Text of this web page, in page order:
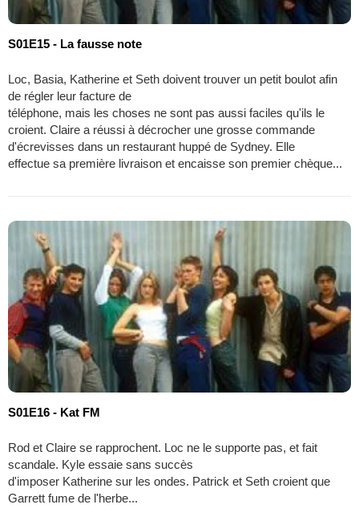
S01E15 - La fausse note
Loc, Basia, Katherine et Seth doivent trouver un petit boulot afin
de régler leur facture de
téléphone, mais les choses ne sont pas aussi faciles qu'ils le
croient. Claire a réussi à décrocher une grosse commande
d'écrevisses dans un restaurant huppé de Sydney. Elle
effectue sa première livraison et encaisse son premier chèque...
S01E16 - Kat FM
Rod et Claire se rapprochent. Loc ne le supporte pas, et fait
scandale. Kyle essaie sans succès
d'imposer Katherine sur les ondes. Patrick et Seth croient que
Garrett fume de l'herbe...